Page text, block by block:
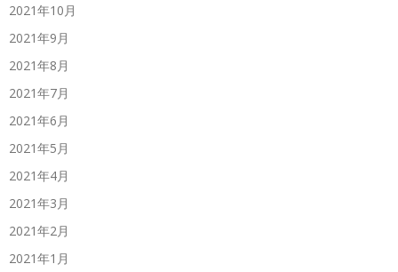
2021年10月
2021年9月
2021年8月
2021年7月
2021年6月
2021年5月
2021年4月
2021年3月
2021年2月
2021年1月